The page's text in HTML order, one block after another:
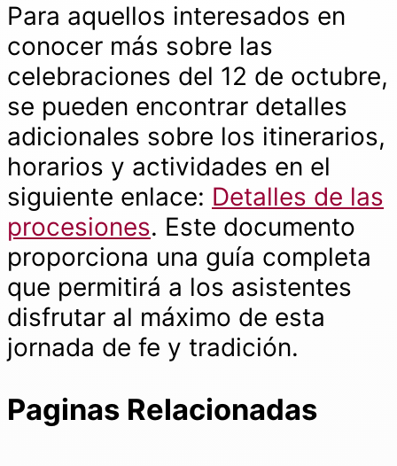
Para aquellos interesados en
conocer más sobre las
celebraciones del 12 de octubre,
se pueden encontrar detalles
adicionales sobre los itinerarios,
horarios y actividades en el
siguiente enlace: Detalles de las
procesiones. Este documento
proporciona una guía completa
que permitirá a los asistentes
disfrutar al máximo de esta
jornada de fe y tradición.
Paginas Relacionadas